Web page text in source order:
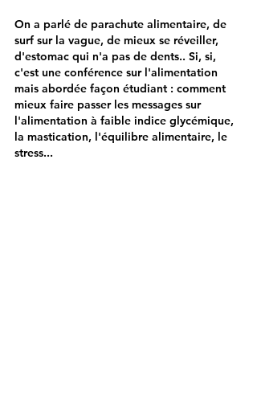
On a parlé de parachute alimentaire, de
surf sur la vague, de mieux se réveiller,
d'estomac qui n'a pas de dents.. Si, si,
c'est une conférence sur l'alimentation
mais abordée façon étudiant : comment
mieux faire passer les messages sur
l'alimentation à faible indice glycémique,
la mastication, l'équilibre alimentaire, le
stress...